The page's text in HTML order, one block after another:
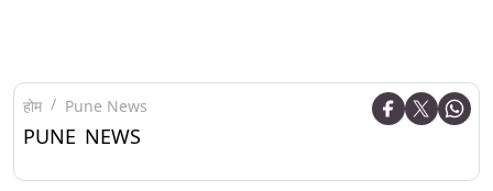
होम Pune News
PUNE NEWS